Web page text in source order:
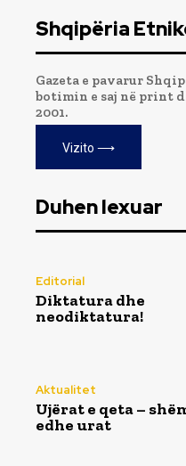
Shqipëria
Gazeta e pavarur
botimin e saj në print
2001.
Vizito ⟶
Duhen lexuar
Editorial
Diktatura dhe
neodiktatura!
Aktualitet
Ujërat e qeta –
edhe urat